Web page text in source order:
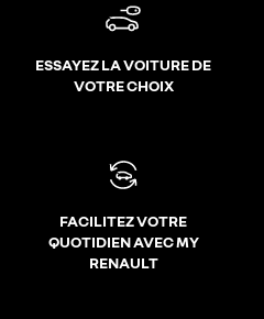
ESSAYEZ LA VOITURE DE
VOTRE CHOIX
FACILITEZ VOTRE
QUOTIDIEN AVEC MY
RENAULT